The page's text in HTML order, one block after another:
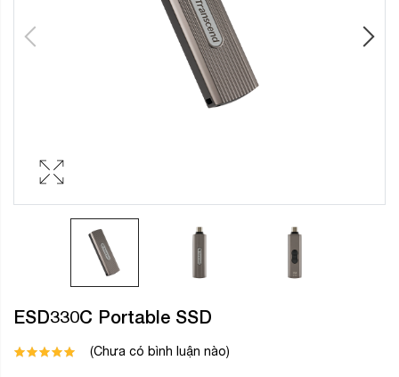
ESD330C Portable SSD
(Chưa có bình luận nào)